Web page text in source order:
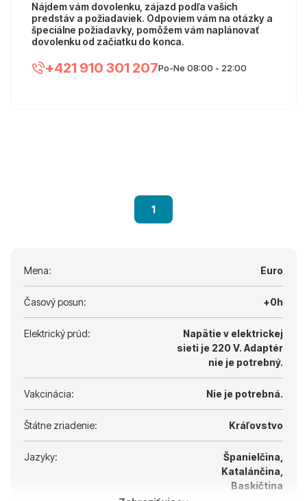
Nájdem vám dovolenku, zájazd podľa vašich
predstáv a požiadaviek. Odpoviem vám na otázky a
špeciálne požiadavky, pomôžem vám naplánovať
dovolenku od začiatku do konca.
+421 910 301 207Po-Ne 08:00 - 22:00
1
Mena: Euro
Časový posun: +0h
Elektrický prúd:
Napätie v elektrickej
sieti je 220 V. Adaptér
nie je potrebný.
Vakcinácia: Nie je potrebná.
Štátne zriadenie: Kráľovstvo
Jazyky:
Španielčina,
Katalánčina,
Baskičtina